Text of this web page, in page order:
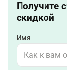
Получите
скидкой
Имя